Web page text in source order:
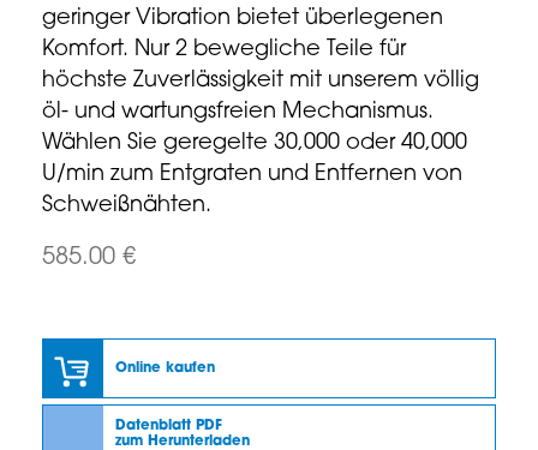
geringer Vibration bietet überlegenen
Komfort. Nur 2 bewegliche Teile für
höchste Zuverlässigkeit mit unserem völlig
öl- und wartungsfreien Mechanismus.
Wählen Sie geregelte 30,000 oder 40,000
U/min zum Entgraten und Entfernen von
Schweißnähten.
585.00 €
Online kaufen
Datenblatt PDF
zum Herunterladen